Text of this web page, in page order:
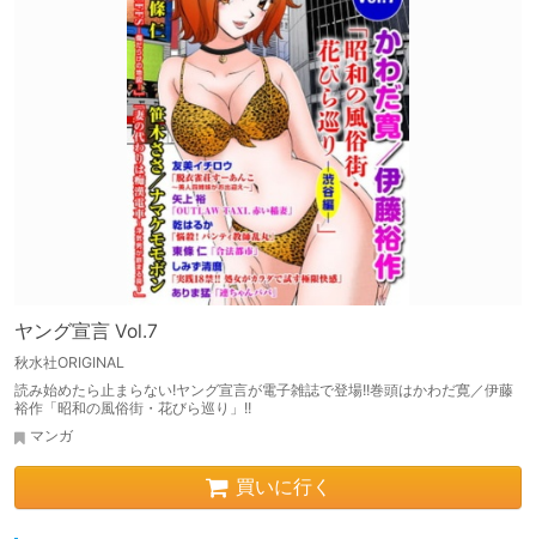
ヤング宣言 Vol.7
秋水社ORIGINAL
読み始めたら止まらない!ヤング宣言が電子雑誌で登場!!巻頭はかわだ寛／伊藤
裕作「昭和の風俗街・花びら巡り」!!
マンガ
買いに行く